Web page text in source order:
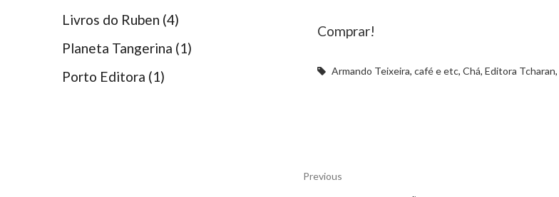
Comprar!
Armando Teixeira, café e etc, Chá, Editora Tcharan,
Previous
Livros do Ruben (4)
Planeta Tangerina (1)
Porto Editora (1)